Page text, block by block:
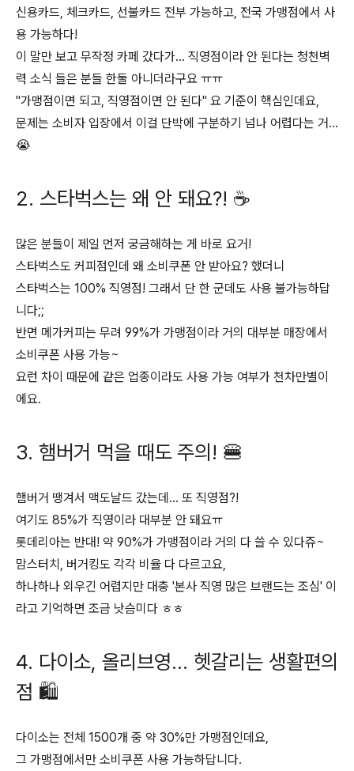
신용카드, 체크카드, 선불카드 전부 가능하고, 전국 가맹점에서 사
용 가능하다!
이 말만 보고 무작정 카페 갔다가… 직영점이라 안 된다는 청천벽
력 소식 들은 분들 한둘 아니더라구요 ㅠㅠ
"가맹점이면 되고, 직영점이면 안 된다" 요 기준이 핵심인데요,
문제는 소비자 입장에서 이걸 단박에 구분하기 넘나 어렵다는 거…
😭
2. 스타벅스는 왜 안 돼요?! ☕
많은 분들이 제일 먼저 궁금해하는 게 바로 요거!
스타벅스도 커피점인데 왜 소비쿠폰 안 받아요? 했더니
스타벅스는 100% 직영점! 그래서 단 한 군데도 사용 불가능하답
니다;;
반면 메가커피는 무려 99%가 가맹점이라 거의 대부분 매장에서
소비쿠폰 사용 가능~
요런 차이 때문에 같은 업종이라도 사용 가능 여부가 천차만별이
에요.
3. 햄버거 먹을 때도 주의! 🍔
햄버거 땡겨서 맥도날드 갔는데… 또 직영점?!
여기도 85%가 직영이라 대부분 안 돼요ㅠ
롯데리아는 반대! 약 90%가 가맹점이라 거의 다 쓸 수 있다쥬~
맘스터치, 버거킹도 각각 비율 다 다르고요,
하나하나 외우긴 어렵지만 대충 '본사 직영 많은 브랜드는 조심' 이
라고 기억하면 조금 낫슴미다 ㅎㅎ
4. 다이소, 올리브영… 헷갈리는 생활편의
점 🛍
다이소는 전체 1500개 중 약 30%만 가맹점인데요,
그 가맹점에서만 소비쿠폰 사용 가능하답니다.